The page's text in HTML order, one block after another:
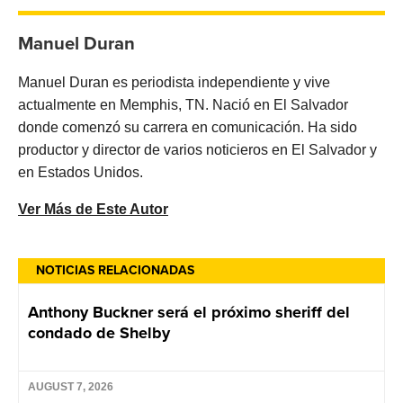
NOTICIAS RELACIONADAS
Anthony Buckner será el próximo sheriff del
condado de Shelby
AUGUST 7, 2026
Manuel Duran
Manuel Duran es periodista independiente y vive
actualmente en Memphis, TN. Nació en El Salvador
donde comenzó su carrera en comunicación. Ha sido
productor y director de varios noticieros en El Salvador y
en Estados Unidos.
Ver Más de Este Autor